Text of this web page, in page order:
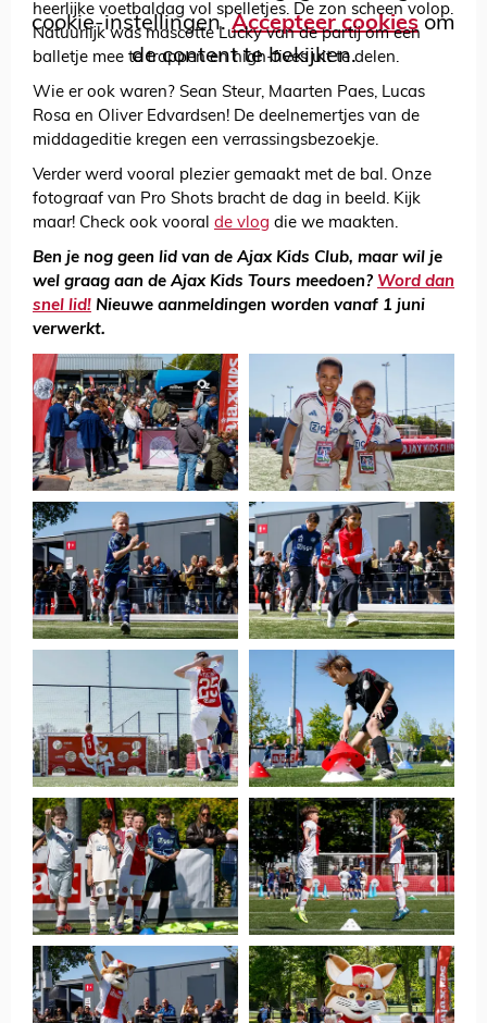
cookie-instellingen. Accepteer cookies om
de content te bekijken.
heerlijke voetbaldag vol spelletjes. De zon scheen volop.
Natuurlijk was mascotte Lucky van de partij om een
balletje mee te trappen en high-fives uit te delen.
Wie er ook waren? Sean Steur, Maarten Paes, Lucas
Rosa en Oliver Edvardsen! De deelnemertjes van de
middageditie kregen een verrassingsbezoekje.
Verder werd vooral plezier gemaakt met de bal. Onze
fotograaf van Pro Shots bracht de dag in beeld. Kijk
maar! Check ook vooral de vlog die we maakten.
Ben je nog geen lid van de Ajax Kids Club, maar wil je
wel graag aan de Ajax Kids Tours meedoen? Word dan
snel lid! Nieuwe aanmeldingen worden vanaf 1 juni
verwerkt.